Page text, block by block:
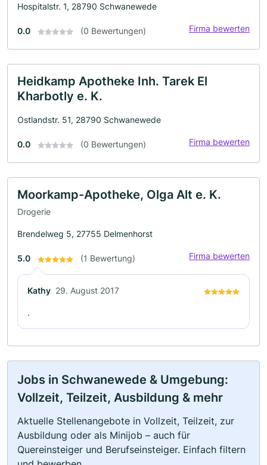
Hospitalstr. 1, 28790 Schwanewede
0.0 (0 Bewertungen) Firma bewerten
Heidkamp Apotheke Inh. Tarek El
Kharbotly e. K.
Ostlandstr. 51, 28790 Schwanewede
0.0 (0 Bewertungen) Firma bewerten
Moorkamp-Apotheke, Olga Alt e. K.
Drogerie
Brendelweg 5, 27755 Delmenhorst
5.0 (1 Bewertung) Firma bewerten
Kathy 29. August 2017
.
Jobs in Schwanewede & Umgebung:
Vollzeit, Teilzeit, Ausbildung & mehr
Aktuelle Stellenangebote in Vollzeit, Teilzeit, zur
Ausbildung oder als Minijob – auch für
Quereinsteiger und Berufseinsteiger. Einfach filtern